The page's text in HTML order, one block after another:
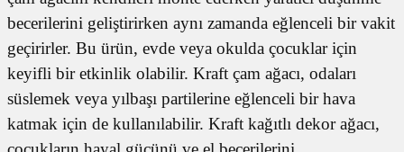
becerilerini geliştirirken aynı zamanda eğlenceli bir vakit
geçirirler. Bu ürün, evde veya okulda çocuklar için
keyifli bir etkinlik olabilir. Kraft çam ağacı, odaları
süslemek veya yılbaşı partilerine eğlenceli bir hava
katmak için de kullanılabilir. Kraft kağıtlı dekor ağacı,